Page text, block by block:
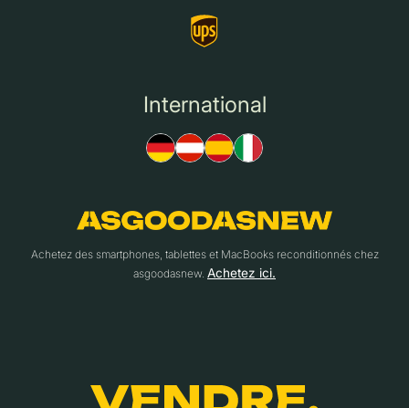
International
Achetez des smartphones, tablettes et MacBooks reconditionnés chez
asgoodasnew. Achetez ici.